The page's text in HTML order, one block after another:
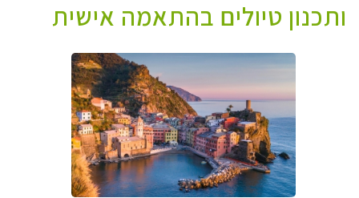
ותכנון טיולים בהתאמה אישית